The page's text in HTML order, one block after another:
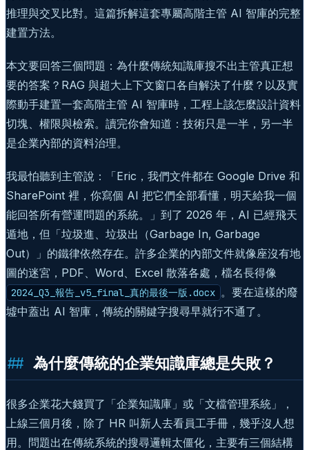
推理與交叉比對。這篇拆解這套專屬高階主管 AI 智庫的完整
建置方法。
本文要回答三個問題：為什麼傳統知識庫搜不出主管真正想
要的答案？RAG 與超大上下文窗口各自解決了什麼？以及實
際動手建置一套高階主管 AI 智庫時，工程上該怎麼設計資料
切塊、權限與檢索。讀完你會知道：技術只是一半，另一半
是企業內部的資料治理。
我最怕聽到主管說：「Eric，我們文件都在 Google Drive 和
SharePoint 裡，你寫個 AI 把它們全部看懂，明天給我一個
能回答所有營運問題的系統。」到了 2026 年，AI 已經飛天
遁地，但「垃圾進、垃圾出（Garbage In, Garbage
Out）」的鐵律依然存在。許多企業的內部文件就像座沒有地
圖的迷宮，PDF、Word、Excel 散落各處，檔名長得像
2024_Q3_報告_v5_final_真的最後一版.docx 。要在這樣的廢
墟中蓋出 AI 智庫，傳統的關鍵字搜尋早就行不通了。
為什麼傳統的企業知識庫總是失敗？
很多企業花大錢買了「企業知識庫」或「文檔管理系統」，
上線三個月後，除了 HR 叫新人去看員工手冊，幾乎沒人想
用。問題出在傳統系統的搜尋邏輯太僵化，主要有三個結構